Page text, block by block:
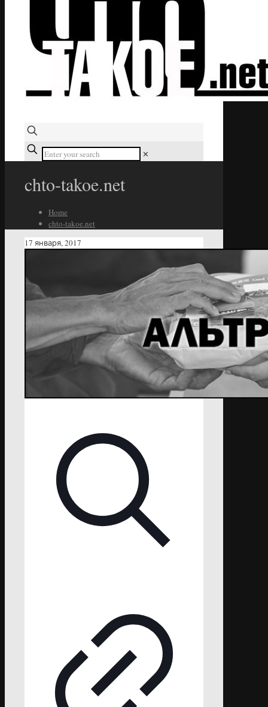
✕
chto-takoe.net
Home
chto-takoe.net
17 января, 2017